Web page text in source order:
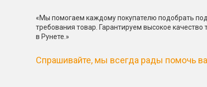
«Мы помогаем каждому покупателю подобрать
требования товар. Гарантируем высокое
в Рунете.»
Спрашивайте, мы всегда рады помочь